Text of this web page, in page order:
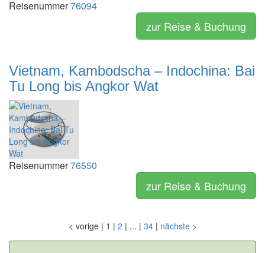
Reisenummer76094
zur Reise & Buchung
Vietnam, Kambodscha – Indochina: Bai
Tu Long bis Angkor Wat
Reisenummer76550
zur Reise & Buchung
< vorige | 1 | 2 | ... | 34| nächste >